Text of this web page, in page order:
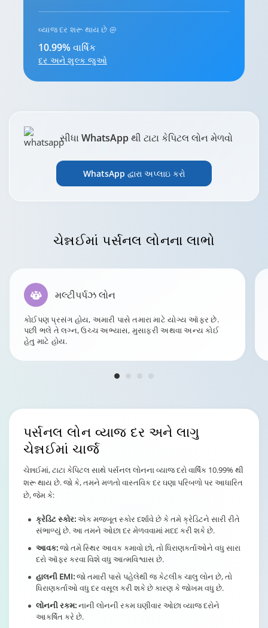
વ્યાજ દર શરૂ થાય છે @
10.99% વાર્ષિક
દર અને શુલ્ક જુઓ
સીધા WhatsApp થી ટાટા કેપિટલ લોન મેળવો
WhatsApp દ્વારા અપ્લાઇ કરો
ચેન્નઈમાં પર્સનલલોનના લાભો
મલ્ટીપર્પઝ લોન
કોઈપણ પ્રસંગ હોય, અમારી પાસે તમારા માટે યોગ્ય ઑફર છે.
પછી ભલે તે લગ્ન, ઉચ્ચ અભ્યાસ, મુસાફરી અથવા અન્ય કોઈ
હેતુ માટે હોય.
પર્સનલ લોન વ્યાજ દર અને લાગુ
ચેન્નઈમાં ચાર્જ
ચેન્નઈમાં, ટાટા કેપિટલ સાથે પર્સનલ લોનના વ્યાજ દરો વાર્ષિક 10.99% થી
શરૂ થાય છે. જો કે, તમને મળતો વાસ્તવિક દર ઘણા પરિબળો પર આધારિત
છે, જેમ કે:
ક્રેડિટ સ્કોર:એક મજબૂત સ્કોર દર્શાવે છે કે તમે ક્રેડિટને સારી રીતે
સંભાળ્યું છે. આ તમને ઓછા દર મેળવવામાં મદદ કરી શકે છે.
આવક:જો તમે સ્થિર આવક કમાવો છો, તો ધિરાણકર્તાઓને વધુ સારા
દરો ઑફર કરવા વિશે વધુ આત્મવિશ્વાસ છે.
હાલની EMI:જો તમારી પાસે પહેલેથી જ કેટલીક ચાલુ લોન છે, તો
ધિરાણકર્તાઓ વધુ દર વસૂલ કરી શકે છે કારણ કે જોખમ વધુ છે.
લોનની રકમ:નાની લોનની રકમ ઘણીવાર ઓછા વ્યાજ દરોને
આકર્ષિત કરે છે.